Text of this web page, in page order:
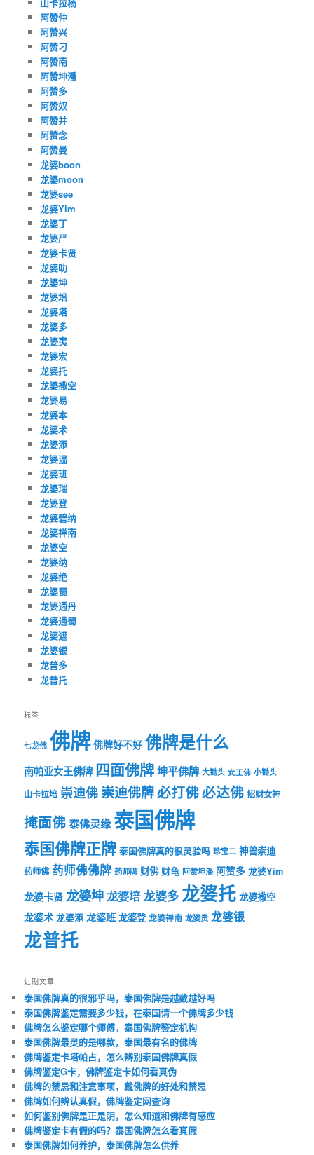
山卡拉杨
阿赞仲
阿赞兴
阿赞刁
阿赞南
阿赞坤潘
阿赞多
阿赞奴
阿赞并
阿赞念
阿赞曼
龙婆boon
龙婆moon
龙婆see
龙婆Yim
龙婆丁
龙婆严
龙婆卡贤
龙婆叻
龙婆坤
龙婆培
龙婆塔
龙婆多
龙婆夷
龙婆宏
龙婆托
龙婆撒空
龙婆易
龙婆本
龙婆术
龙婆添
龙婆温
龙婆班
龙婆瑞
龙婆登
龙婆碧纳
龙婆禅南
龙婆空
龙婆纳
龙婆绝
龙婆蜀
龙婆通丹
龙婆通蜀
龙婆遮
龙婆银
龙普多
龙普托
标签
七龙佛 佛牌 佛牌好不好 佛牌是什么
南帕亚女王佛牌 四面佛牌坤平佛牌 大锄头 女王佛 小锄头
山卡拉培 崇迪佛崇迪佛牌必打佛必达佛 招财女神
掩面佛泰佛灵缘泰国佛牌
泰国佛牌正牌 泰国佛牌真的很灵验吗 珍宝二 神兽崇迪
药师佛 药师佛佛牌 药师牌 财佛 财龟 阿赞坤潘 阿赞多 龙婆Yim
龙婆卡贤 龙婆坤龙婆培 龙婆多龙婆托 龙婆撒空
龙婆术 龙婆添 龙婆班 龙婆登 龙婆禅南 龙婆贵 龙婆银
龙普托
近期文章
泰国佛牌真的很邪乎吗，泰国佛牌是越戴越好吗
泰国佛牌鉴定需要多少钱，在泰国请一个佛牌多少钱
佛牌怎么鉴定哪个师傅，泰国佛牌鉴定机构
泰国佛牌最灵的是哪款，泰国最有名的佛牌
佛牌鉴定卡塔帕占，怎么辨别泰国佛牌真假
佛牌鉴定G卡，佛牌鉴定卡如何看真伪
佛牌的禁忌和注意事项，戴佛牌的好处和禁忌
佛牌如何辨认真假，佛牌鉴定网查询
如何鉴别佛牌是正是阴，怎么知道和佛牌有感应
佛牌鉴定卡有假的吗？泰国佛牌怎么看真假
泰国佛牌如何养护，泰国佛牌怎么供养